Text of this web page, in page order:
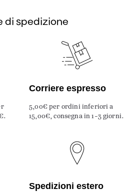
di spedizione
Corriere espresso
5,00€ per ordini inferiori a
15,00€, consegna in 1-3 giorni.
Spedizioni estero